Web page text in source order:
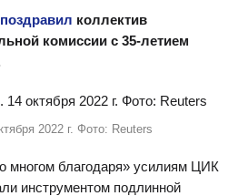
поздравил коллектив
комиссии с 35-летием
2022 г. Фото: Reuters
многом благодаря» усилиям ЦИК
инструментом подлинной